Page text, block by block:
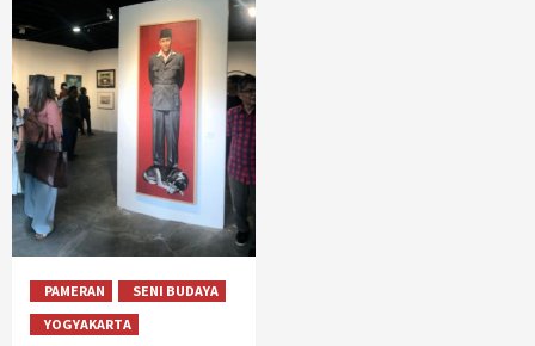
PAMERAN
SENI BUDAYA
YOGYAKARTA